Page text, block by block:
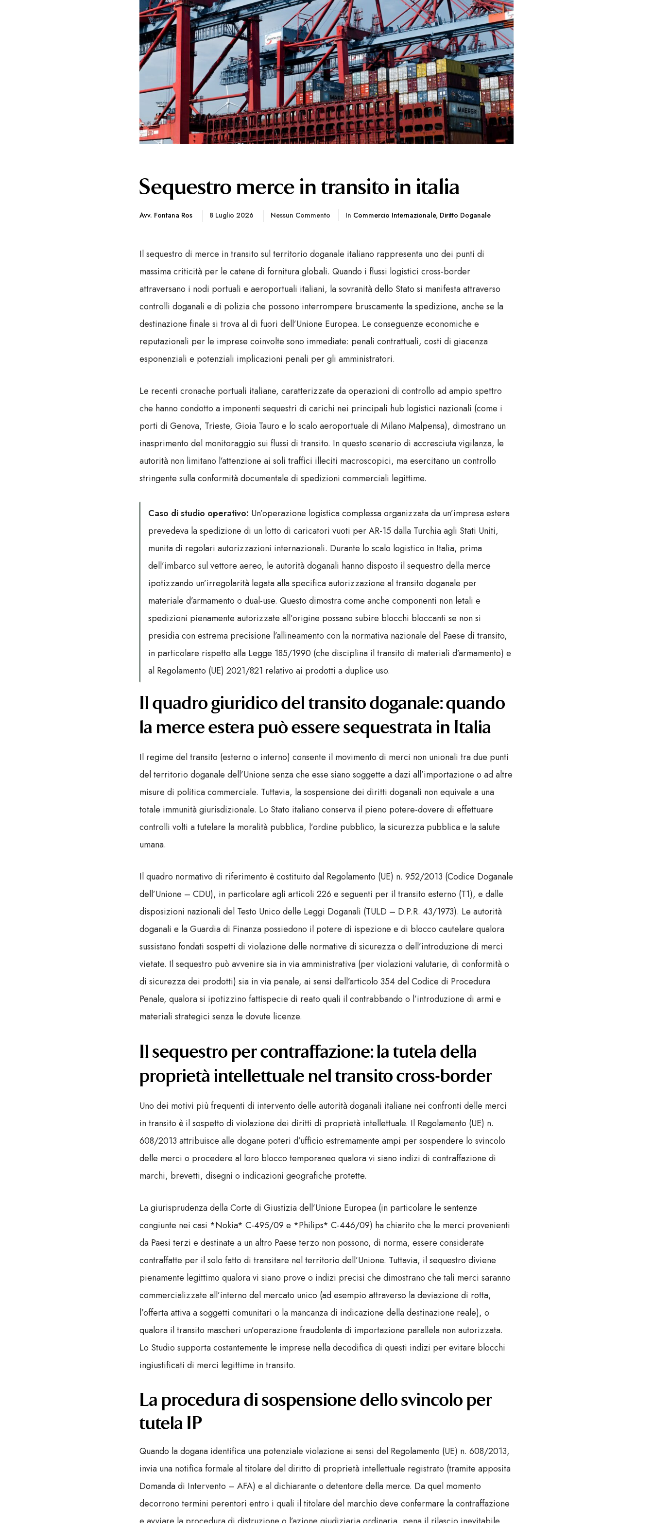
Sequestro merce in transito in italia
Avv. Fontana Ros 8 Luglio 2026 Nessun Commento In Commercio Internazionale, Diritto Doganale
Il sequestro di merce in transito sul territorio doganale italiano rappresenta uno dei punti di
massima criticità per le catene di fornitura globali. Quando i flussi logistici cross-border
attraversano i nodi portuali e aeroportuali italiani, la sovranità dello Stato si manifesta attraverso
controlli doganali e di polizia che possono interrompere bruscamente la spedizione, anche se la
destinazione finale si trova al di fuori dell’Unione Europea. Le conseguenze economiche e
reputazionali per le imprese coinvolte sono immediate: penali contrattuali, costi di giacenza
esponenziali e potenziali implicazioni penali per gli amministratori.
Le recenti cronache portuali italiane, caratterizzate da operazioni di controllo ad ampio spettro
che hanno condotto a imponenti sequestri di carichi nei principali hub logistici nazionali (come i
porti di Genova, Trieste, Gioia Tauro e lo scalo aeroportuale di Milano Malpensa), dimostrano un
inasprimento del monitoraggio sui flussi di transito. In questo scenario di accresciuta vigilanza, le
autorità non limitano l’attenzione ai soli traffici illeciti macroscopici, ma esercitano un controllo
stringente sulla conformità documentale di spedizioni commerciali legittime.
Caso di studio operativo: Un’operazione logistica complessa organizzata da un’impresa estera
prevedeva la spedizione di un lotto di caricatori vuoti per AR-15 dalla Turchia agli Stati Uniti,
munita di regolari autorizzazioni internazionali. Durante lo scalo logistico in Italia, prima
dell’imbarco sul vettore aereo, le autorità doganali hanno disposto il sequestro della merce
ipotizzando un’irregolarità legata alla specifica autorizzazione al transito doganale per
materiale d’armamento o dual-use. Questo dimostra come anche componenti non letali e
spedizioni pienamente autorizzate all’origine possano subire blocchi bloccanti se non si
presidia con estrema precisione l’allineamento con la normativa nazionale del Paese di transito,
in particolare rispetto alla Legge 185/1990 (che disciplina il transito di materiali d’armamento) e
al Regolamento (UE) 2021/821 relativo ai prodotti a duplice uso.
Il quadro giuridico del transito doganale: quando
la merce estera può essere sequestrata in Italia
Il regime del transito (esterno o interno) consente il movimento di merci non unionali tra due punti
del territorio doganale dell’Unione senza che esse siano soggette a dazi all’importazione o ad altre
misure di politica commerciale. Tuttavia, la sospensione dei diritti doganali non equivale a una
totale immunità giurisdizionale. Lo Stato italiano conserva il pieno potere-dovere di effettuare
controlli volti a tutelare la moralità pubblica, l’ordine pubblico, la sicurezza pubblica e la salute
umana.
Il quadro normativo di riferimento è costituito dal Regolamento (UE) n. 952/2013 (Codice Doganale
dell’Unione – CDU), in particolare agli articoli 226 e seguenti per il transito esterno (T1), e dalle
disposizioni nazionali del Testo Unico delle Leggi Doganali (TULD – D.P.R. 43/1973). Le autorità
doganali e la Guardia di Finanza possiedono il potere di ispezione e di blocco cautelare qualora
sussistano fondati sospetti di violazione delle normative di sicurezza o dell’introduzione di merci
vietate. Il sequestro può avvenire sia in via amministrativa (per violazioni valutarie, di conformità o
di sicurezza dei prodotti) sia in via penale, ai sensi dell’articolo 354 del Codice di Procedura
Penale, qualora si ipotizzino fattispecie di reato quali il contrabbando o l’introduzione di armi e
materiali strategici senza le dovute licenze.
Il sequestro per contraffazione: la tutela della
proprietà intellettuale nel transito cross-border
Uno dei motivi più frequenti di intervento delle autorità doganali italiane nei confronti delle merci
in transito è il sospetto di violazione dei diritti di proprietà intellettuale. Il Regolamento (UE) n.
608/2013 attribuisce alle dogane poteri d’ufficio estremamente ampi per sospendere lo svincolo
delle merci o procedere al loro blocco temporaneo qualora vi siano indizi di contraffazione di
marchi, brevetti, disegni o indicazioni geografiche protette.
La giurisprudenza della Corte di Giustizia dell’Unione Europea (in particolare le sentenze
congiunte nei casi *Nokia* C-495/09 e *Philips* C-446/09) ha chiarito che le merci provenienti
da Paesi terzi e destinate a un altro Paese terzo non possono, di norma, essere considerate
contraffatte per il solo fatto di transitare nel territorio dell’Unione. Tuttavia, il sequestro diviene
pienamente legittimo qualora vi siano prove o indizi precisi che dimostrano che tali merci saranno
commercializzate all’interno del mercato unico (ad esempio attraverso la deviazione di rotta,
l’offerta attiva a soggetti comunitari o la mancanza di indicazione della destinazione reale), o
qualora il transito mascheri un’operazione fraudolenta di importazione parallela non autorizzata.
Lo Studio supporta costantemente le imprese nella decodifica di questi indizi per evitare blocchi
ingiustificati di merci legittime in transito.
La procedura di sospensione dello svincolo per
tutela IP
Quando la dogana identifica una potenziale violazione ai sensi del Regolamento (UE) n. 608/2013,
invia una notifica formale al titolare del diritto di proprietà intellettuale registrato (tramite apposita
Domanda di Intervento – AFA) e al dichiarante o detentore della merce. Da quel momento
decorrono termini perentori entro i quali il titolare del marchio deve confermare la contraffazione